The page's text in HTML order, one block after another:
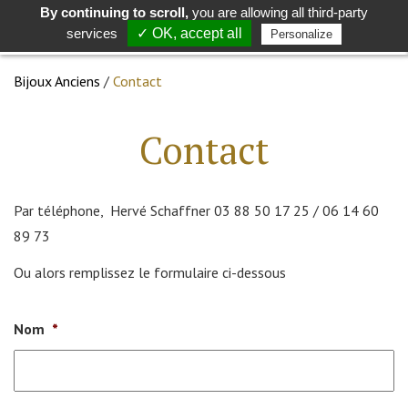
Toggle
search
Bijoux Anciens / Contact
Contact
Par téléphone, Hervé Schaffner 03 88 50 17 25 / 06 14 60
89 73
Ou alors remplissez le formulaire ci-dessous
Nom *
By continuing to scroll,you are allowing all third-party
services
✓ OK, accept all Personalize